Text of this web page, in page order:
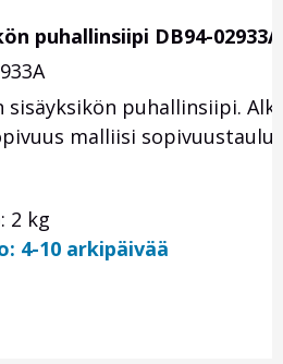
puhallinsiipi DB94-02933A
puhallinsiipi.
malliisi
2 kg
4-10 arkipäivää